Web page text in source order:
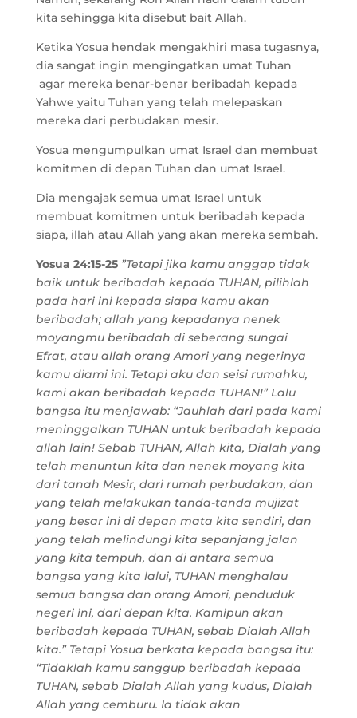
kita sehingga kita disebut bait Allah.
Ketika Yosua hendak mengakhiri masa tugasnya,
dia sangat ingin mengingatkan umat Tuhan
agar mereka benar-benar beribadah kepada
Yahwe yaitu Tuhan yang telah melepaskan
mereka dari perbudakan mesir.
Yosua mengumpulkan umat Israel dan membuat
komitmen di depan Tuhan dan umat Israel.
Dia mengajak semua umat Israel untuk
membuat komitmen untuk beribadah kepada
siapa, illah atau Allah yang akan mereka sembah.
Yosua 24:15-25 ”Tetapi jika kamu anggap tidak
baik untuk beribadah kepada TUHAN, pilihlah
pada hari ini kepada siapa kamu akan
beribadah; allah yang kepadanya nenek
moyangmu beribadah di seberang sungai
Efrat, atau allah orang Amori yang negerinya
kamu diami ini. Tetapi aku dan seisi rumahku,
kami akan beribadah kepada TUHAN!” Lalu
bangsa itu menjawab: “Jauhlah dari pada kami
meninggalkan TUHAN untuk beribadah kepada
allah lain! Sebab TUHAN, Allah kita, Dialah yang
telah menuntun kita dan nenek moyang kita
dari tanah Mesir, dari rumah perbudakan, dan
yang telah melakukan tanda-tanda mujizat
yang besar ini di depan mata kita sendiri, dan
yang telah melindungi kita sepanjang jalan
yang kita tempuh, dan di antara semua
bangsa yang kita lalui, TUHAN menghalau
semua bangsa dan orang Amori, penduduk
negeri ini, dari depan kita. Kamipun akan
beribadah kepada TUHAN, sebab Dialah Allah
kita.” Tetapi Yosua berkata kepada bangsa itu:
“Tidaklah kamu sanggup beribadah kepada
TUHAN, sebab Dialah Allah yang kudus, Dialah
Allah yang cemburu. Ia tidak akan